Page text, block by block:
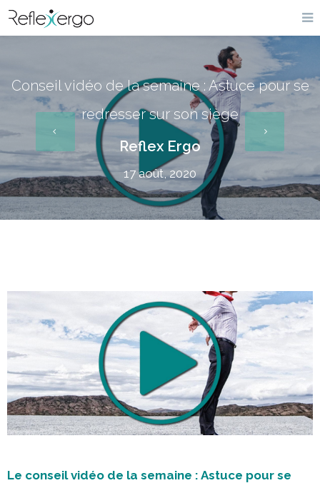
Conseil vidéo de la semaine : Astuce pour se
redresser sur son siège
Reflex Ergo
17 août, 2020
Le conseil vidéo de la semaine : Astuce pour se